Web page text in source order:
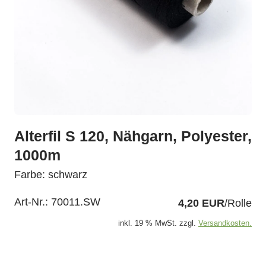
Alterfil S 120, Nähgarn, Polyester,
1000m
Farbe: schwarz
Art-Nr.: 70011.SW 4,20 EUR/Rolle
inkl. 19 % MwSt. zzgl. Versandkosten.